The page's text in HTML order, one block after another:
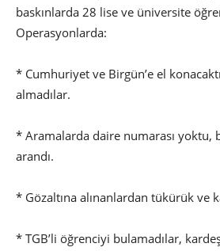
baskınlarda 28 lise ve üniversite
Operasyonlarda:
* Cumhuriyet ve Birgün’e el
almadılar.
* Aramalarda daire numarası yoktu,
arandı.
* Gözaltına alınanlardan tükürük ve
* TGB’li öğrenciyi bulamadılar,